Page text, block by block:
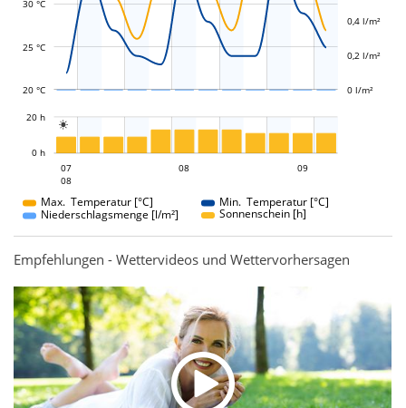
20 °C
30 °C
25 °C
0 l/m²
0,2 l/m²
0,4 l/m²

0 h
20 h
07
08
08 09
Max. Temperatur [°C]
Min. Temperatur [°C]
Niederschlagsmenge [l/m²]
Sonnenschein [h]
Empfehlungen - Wettervideos und Wettervorhersagen